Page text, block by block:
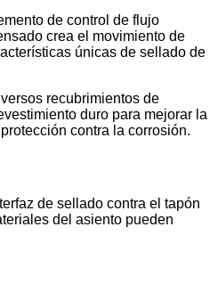
de control de flujo
crea el movimiento de
únicas de sellado de
recubrimientos de
duro para mejorar la
contra la corrosión.
de sellado contra el tapón
del asiento pueden